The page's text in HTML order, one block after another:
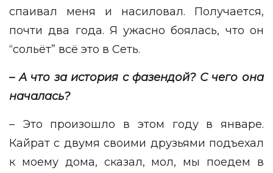
спаивал меня и насиловал. Получается,
почти два года. Я ужасно боялась, что он
“сольёт” всё это в Сеть.
– А что за история с фазендой? С чего она
началась?
– Это произошло в этом году в январе.
Кайрат с двумя своими друзьями подъехал
к моему дома, сказал, мол, мы поедем в